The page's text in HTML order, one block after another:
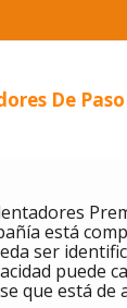
De Paso
está
ser
puede
que está de